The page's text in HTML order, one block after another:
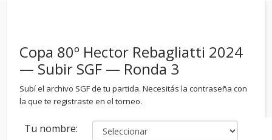
Copa 80º Hector Rebagliatti 2024
— Subir SGF — Ronda 3
Subí el archivo SGF de tu partida. Necesitás la contraseña con
la que te registraste en el torneo.
Tu nombre: